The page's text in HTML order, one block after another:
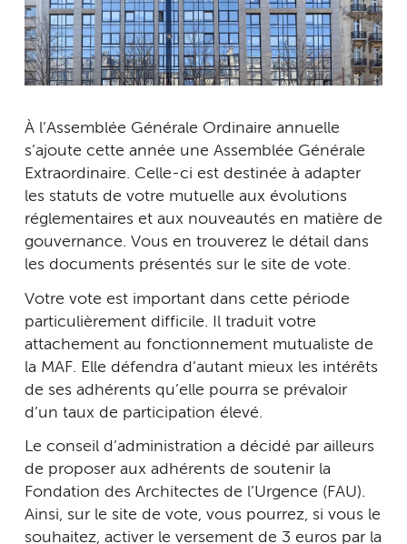
À l’Assemblée Générale Ordinaire annuelle
s’ajoute cette année une Assemblée Générale
Extraordinaire. Celle-ci est destinée à adapter
les statuts de votre mutuelle aux évolutions
réglementaires et aux nouveautés en matière de
gouvernance. Vous en trouverez le détail dans
les documents présentés sur le site de vote.
Votre vote est important dans cette période
particulièrement difficile. Il traduit votre
attachement au fonctionnement mutualiste de
la MAF. Elle défendra d’autant mieux les intérêts
de ses adhérents qu’elle pourra se prévaloir
d’un taux de participation élevé.
Le conseil d’administration a décidé par ailleurs
de proposer aux adhérents de soutenir la
Fondation des Architectes de l’Urgence (FAU).
Ainsi, sur le site de vote, vous pourrez, si vous le
souhaitez, activer le versement de 3 euros par la